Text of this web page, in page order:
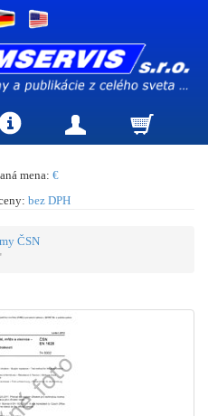
mena: €
bez DPH
ČSN